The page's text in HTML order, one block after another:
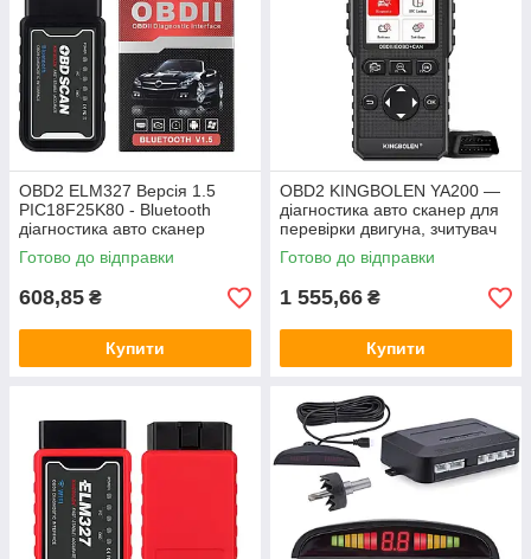
OBD2 ELM327 Версія 1.5
PIC18F25K80 - Bluetooth
діагностика авто сканер
Готово до відправки
608,85 ₴
Купити
OBD2 KINGBOLEN YA200 —
діагностика авто сканер для
перевірки двигуна, зчитувач
кодів несправностей
Готово до відправки
1 555,66 ₴
Купити